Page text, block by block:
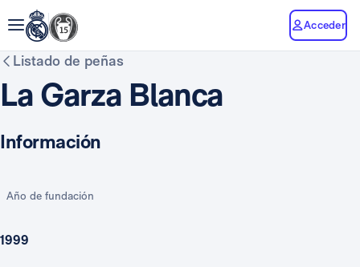
Acceder
Listado de peñas
La Garza Blanca
Información
Año de fundación
1999